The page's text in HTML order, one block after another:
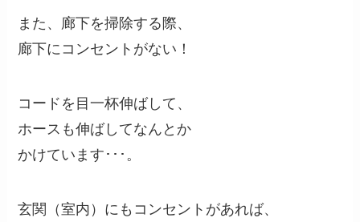
また、廊下を掃除する際、
廊下にコンセントがない！
コードを目一杯伸ばして、
ホースも伸ばしてなんとか
かけています･･･。
玄関（室内）にもコンセントがあれば、